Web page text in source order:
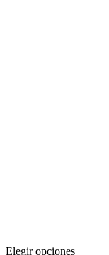
Elegir opciones